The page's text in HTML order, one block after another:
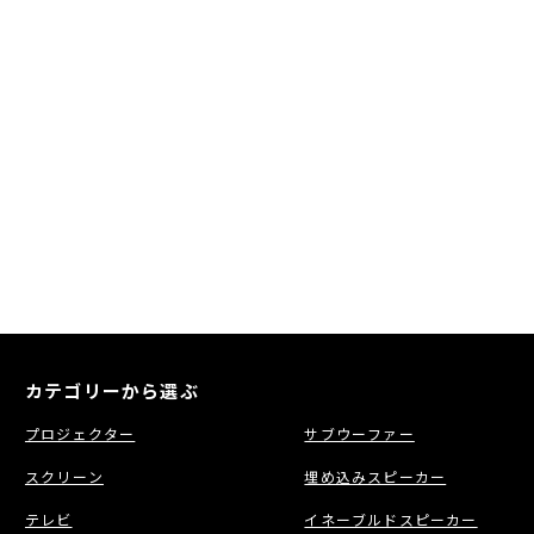
カテゴリーから選ぶ
プロジェクター
スクリーン
テレビ
サブウーファー
埋め込みスピーカー
イネーブルドスピーカー